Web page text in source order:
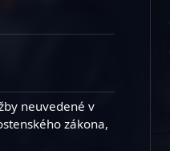
neuvedené v
zákona,